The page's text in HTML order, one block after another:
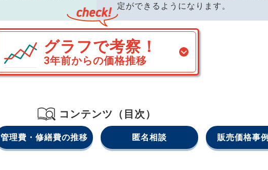
定ができるようになります。
グラフで考察！
3年前からの価格推移
コンテンツ（目次）
管理費・修繕費の推移 匿名相談 販売価格事例